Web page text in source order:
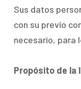
Sus datos
con su previo
necesario, para
Propósito de la